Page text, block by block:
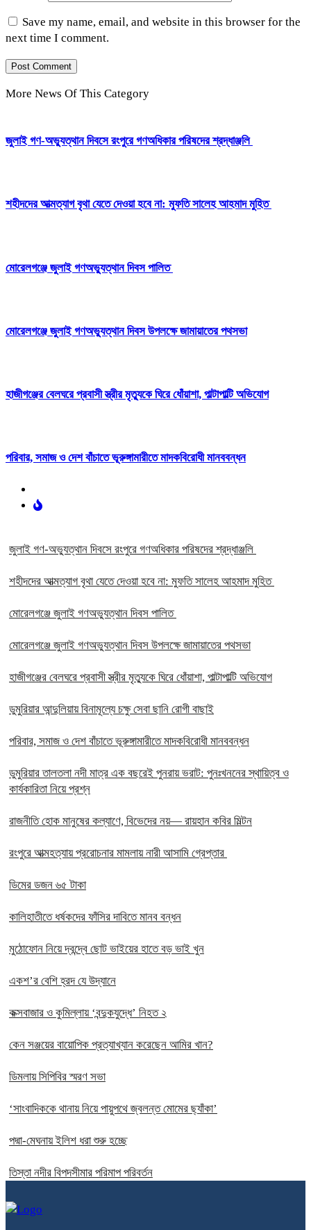
Save my name, email, and website in this browser for the
next time I comment.
More News Of This Category
‎জুলাই গণ-অভ্যুত্থান দিবসে রংপুরে গণঅধিকার পরিষদের শ্রদ্ধাঞ্জলি ‎
‎শহীদদের আত্মত্যাগ বৃথা যেতে দেওয়া হবে না: মুফতি সালেহ আহমাদ মুহিত ‎
মোরেলগঞ্জে জুলাই গণঅভ্যুত্থান দিবস পালিত
মোরেলগঞ্জে জুলাই গণঅভ্যুত্থান দিবস উপলক্ষে জামায়াতের পথসভা
হাজীগঞ্জের বেলঘরে প্রবাসী স্ত্রীর মৃত্যুকে ঘিরে ধোঁয়াশা, পাল্টাপাল্টি অভিযোগ
পরিবার, সমাজ ও দেশ বাঁচাতে ভূরুঙ্গামারীতে মাদকবিরোধী মানববন্ধন
‎জুলাই গণ-অভ্যুত্থান দিবসে রংপুরে গণঅধিকার পরিষদের শ্রদ্ধাঞ্জলি ‎
‎শহীদদের আত্মত্যাগ বৃথা যেতে দেওয়া হবে না: মুফতি সালেহ আহমাদ মুহিত ‎
মোরেলগঞ্জে জুলাই গণঅভ্যুত্থান দিবস পালিত
মোরেলগঞ্জে জুলাই গণঅভ্যুত্থান দিবস উপলক্ষে জামায়াতের পথসভা
হাজীগঞ্জের বেলঘরে প্রবাসী স্ত্রীর মৃত্যুকে ঘিরে ধোঁয়াশা, পাল্টাপাল্টি অভিযোগ
ডুমুরিয়ার আন্দুলিয়ায় বিনামূল্যে চক্ষু সেবা ছানি রোগী বাছাই
পরিবার, সমাজ ও দেশ বাঁচাতে ভূরুঙ্গামারীতে মাদকবিরোধী মানববন্ধন
ডুমুরিয়ার তালতলা নদী মাত্র এক বছরেই পুনরায় ভরাট: পুনঃখননের স্থায়িত্ব ও
কার্যকারিতা নিয়ে প্রশ্ন
রাজনীতি হোক মানুষের কল্যাণে, বিভেদের নয়— রায়হান কবির মিল্টন
রংপুরে আত্মহত্যায় প্ররোচনার মামলায় নারী আসামি গ্রেপ্তার ‎
ডিমের ডজন ৬৫ টাকা
কালিহাতীতে ধর্ষকদের ফাঁসির দাবিতে মানব বন্ধন
মুঠোফোন নিয়ে দ্বন্দ্বে ছোট ভাইয়ের হাতে বড় ভাই খুন
একশ’র বেশি হ্রদ যে উদ্যানে
কক্সবাজার ও কুমিল্লায় ‘বন্দুকযুদ্ধে’ নিহত ২
কেন সঞ্জয়ের বায়োপিক প্রত্যাখ্যান করেছেন আমির খান?
ডিমলায় সিপিবির স্মরণ সভা
‘সাংবাদিককে থানায় নিয়ে পায়ুপথে জ্বলন্ত মোমের ছ্যাঁকা’
পদ্মা-মেঘনায় ইলিশ ধরা শুরু হচ্ছে
তিস্তা নদীর বিপদসীমার পরিমাপ পরিবর্তন